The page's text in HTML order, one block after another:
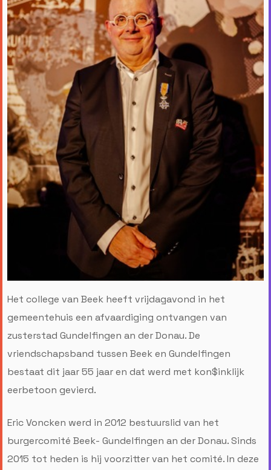
Het college van Beek heeft vrijdagavond in het
gemeentehuis een afvaardiging ontvangen van
zusterstad Gundelfingen an der Donau. De
vriendschapsband tussen Beek en Gundelfingen
bestaat dit jaar 55 jaar en dat werd met kon$inklijk
eerbetoon gevierd.
Eric Voncken werd in 2012 bestuurslid van het
burgercomité Beek- Gundelfingen an der Donau. Sinds
2015 tot heden is hij voorzitter van het comité. In deze